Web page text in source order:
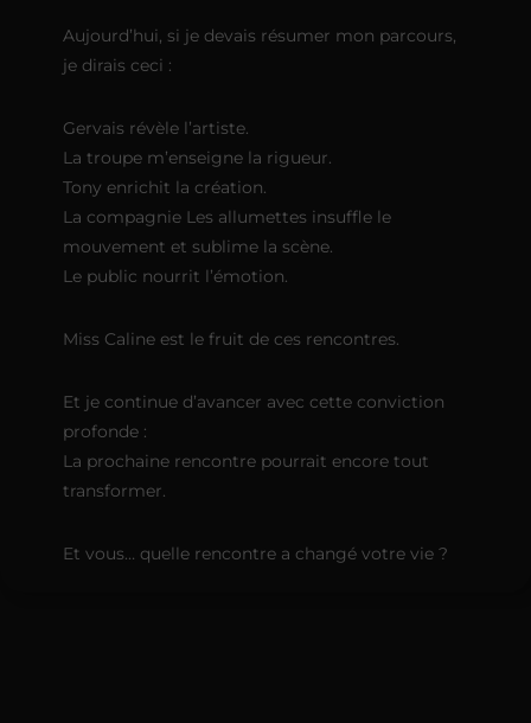
Aujourd’hui, si je devais résumer mon parcours,
je dirais ceci :
Gervais révèle l’artiste.
La troupe m’enseigne la rigueur.
Tony enrichit la création.
La compagnie Les allumettes insuffle le
mouvement et sublime la scène.
Le public nourrit l’émotion.
Miss Caline est le fruit de ces rencontres.
Et je continue d’avancer avec cette conviction
profonde :
La prochaine rencontre pourrait encore tout
transformer.
Et vous… quelle rencontre a changé votre vie ?